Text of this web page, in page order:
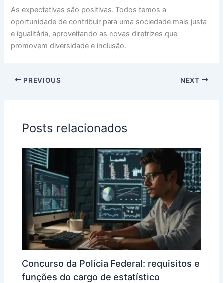
As expectativas são positivas. Todos temos a
oportunidade de contribuir para uma sociedade mais justa
e igualitária, aproveitando as novas diretrizes que
promovem diversidade e inclusão.
PREVIOUS NEXT
Posts relacionados
Concurso da Polícia Federal: requisitos e
funções do cargo de estatístico